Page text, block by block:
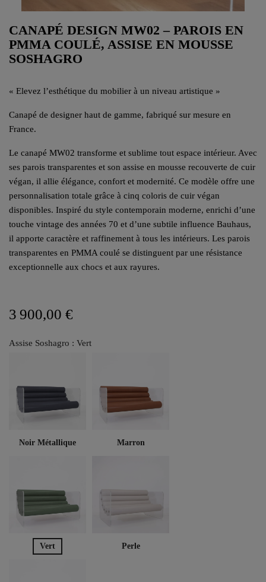
CANAPÉ DESIGN MW02 – PAROIS EN
PMMA COULÉ, ASSISE EN MOUSSE
SOSHAGRO
« Elevez l’esthétique du mobilier à un niveau artistique »
Canapé de designer haut de gamme, fabriqué sur mesure en
France.
Le canapé MW02 transforme et sublime tout espace intérieur. Avec
ses parois transparentes et son assise en mousse recouverte de cuir
végan, il allie élégance, confort et modernité. Ce modèle offre une
personnalisation totale grâce à cinq coloris de cuir végan
disponibles. Inspiré du style contemporain moderne, enrichi d’une
touche vintage des années 70 et d’une subtile influence Bauhaus,
il apporte caractère et raffinement à tous les intérieurs. Les parois
transparentes en PMMA coulé se distinguent par une résistance
exceptionnelle aux chocs et aux rayures.
3 900,00 €
Assise Soshagro : Vert
Noir Métallique Marron
Vert Perle